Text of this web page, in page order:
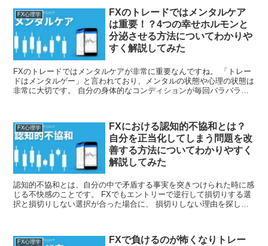
FX心理学
FXのトレードではメンタルケア
は重要！？4つの幸せホルモンと
分泌させる方法についてわかりや
すく解説してみた
FXのトレードではメンタルケアが非常に重要なんですね。 「トレー
ドはメンタルゲー」と言われており、メンタルの状態や心理の状態は
非常に大切です。 自分の身体的なコンディションが毎回バラバラで
FX心理学
FXにおける認知的不協和とは？
自分を正当化してしまう問題を改
善する方法についてわかりやすく
解説してみた
認知的不協和とは、自分の中で矛盾する事実を突きつけられた時に感
じる不快感のことです。 FXでもエントリーで逆行して損切りする選
択と損切りしない選択が合った場合に、 損切りしない理由を探し自
う問題を改善する方法についてわかりやすく解説してみました。
FX心理学
FXで負けるのが怖くなりトレー